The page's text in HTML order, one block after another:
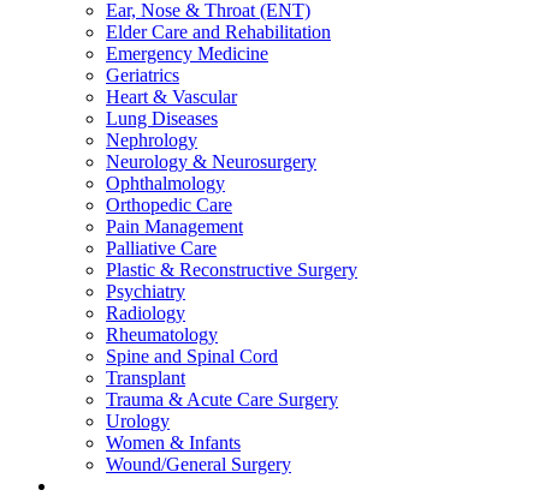
Ear, Nose & Throat (ENT)
Elder Care and Rehabilitation
Emergency Medicine
Geriatrics
Heart & Vascular
Lung Diseases
Nephrology
Neurology & Neurosurgery
Ophthalmology
Orthopedic Care
Pain Management
Palliative Care
Plastic & Reconstructive Surgery
Psychiatry
Radiology
Rheumatology
Spine and Spinal Cord
Transplant
Trauma & Acute Care Surgery
Urology
Women & Infants
Wound/General Surgery